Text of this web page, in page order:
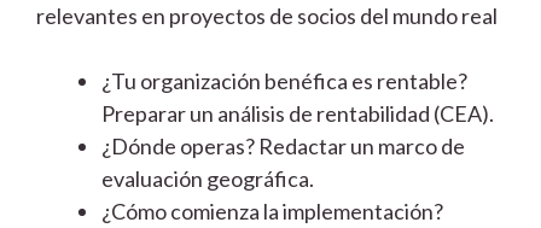
relevantes en proyectos de socios del mundo real
¿Tu organización benéfica es rentable?
Preparar un análisis de rentabilidad (CEA).
¿Dónde operas? Redactar un marco de
evaluación geográfica.
¿Cómo comienza la implementación?